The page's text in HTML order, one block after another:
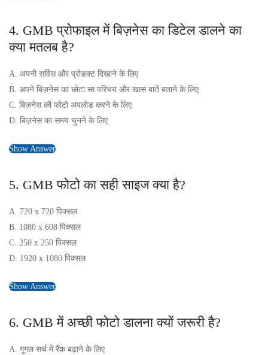
4. GMB प्रोफाइल में बिज़नेस का डिटेल डालने का
क्या मतलब है?
A. अपनी सर्विस और प्रोडक्ट दिखाने के लिए
B. अपने बिज़नेस का छोटा सा परिचय और खास बातें बताने के लिए
C. बिज़नेस की फोटो अपलोड करने के लिए
D. बिज़नेस का समय चुनने के लिए
Show Answer
5. GMB फोटो का सही साइज क्या है?
A. 720 x 720 पिक्सल
B. 1080 x 608 पिक्सल
C. 250 x 250 पिक्सल
D. 1920 x 1080 पिक्सल
Show Answer
6. GMB में अच्छी फोटो डालना क्यों जरूरी है?
A. गूगल सर्च में रैंक बढ़ाने के लिए